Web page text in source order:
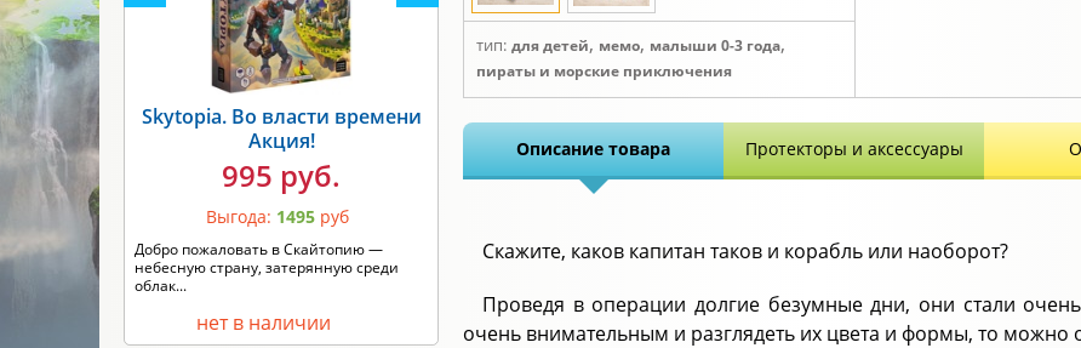
тип: для детей, мемо, малыши 0-3 года,
пираты и морские приключения
Описание товара Протекторы и аксессуары
Скажите, каков капитан таков и корабль или наоборот?
Проведя в операции долгие безумные дни, они стали
очень внимательным и разглядеть их цвета и формы, то можно
Unmatched. Бигфут против
Робин Гуда Акция!
1495 руб.
Выгода: руб
Кто сильнее – король Артур или граф
Дракула? Горгона Медуза или Робин ...
нет в наличии